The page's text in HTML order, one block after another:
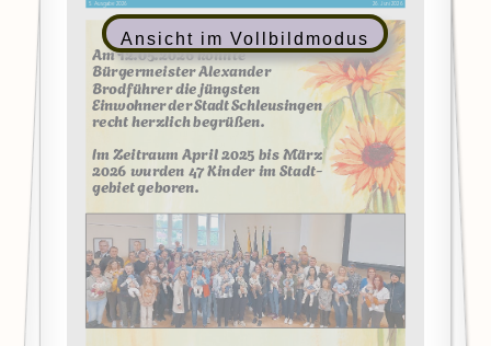
Ansicht im Vollbildmodus